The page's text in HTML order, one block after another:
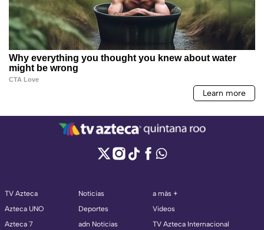
TV Azteca
Azteca UNO
Azteca 7
Noticias
Deportes
adn Noticias
a más +
Videos
TV Azteca Internacional